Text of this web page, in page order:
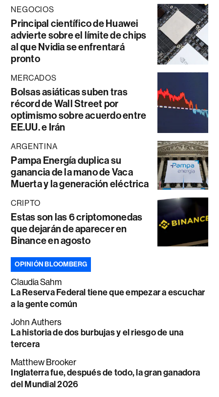
NEGOCIOS
Principal científico de Huawei
advierte sobre el límite de chips
al que Nvidia se enfrentará
pronto
MERCADOS
Bolsas asiáticas suben tras
récord de Wall Street por
optimismo sobre acuerdo entre
EE.UU. e Irán
ARGENTINA
Pampa Energía duplica su
ganancia de la mano de Vaca
Muerta y la generación eléctrica
CRIPTO
Estas son las 6 criptomonedas
que dejarán de aparecer en
Binance en agosto
OPINIÓN BLOOMBERG
Claudia Sahm
La Reserva Federal tiene que empezar a escuchar
a la gente común
John Authers
La historia de dos burbujas y el riesgo de una
tercera
Matthew Brooker
Inglaterra fue, después de todo, la gran ganadora
del Mundial 2026